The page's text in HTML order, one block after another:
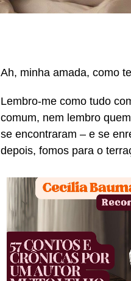
Ah, minha amada, como
Lembro-me como tudo
comum, nem lembro
se encontraram – e se
depois, fomos para o